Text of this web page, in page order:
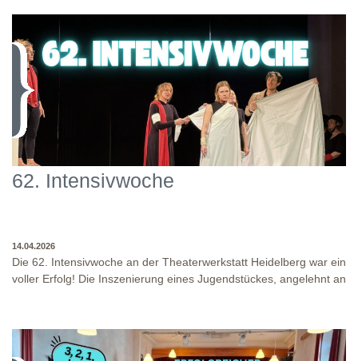
62. Intensivwoche
14.04.2026
Die 62. Intensivwoche an der Theaterwerkstatt Heidelberg war ein
voller Erfolg! Die Inszenierung eines Jugendstückes, angelehnt an
Auseinandersetzung mit den Inhalten und Themen dieser Stücke
statt, sowie eine enge Zusammenarbeit in den